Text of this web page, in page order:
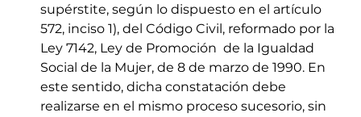
supérstite, según lo dispuesto en el artículo
572, inciso 1), del Código Civil, reformado por la
Ley 7142, Ley de Promoción  de la Igualdad
Social de la Mujer, de 8 de marzo de 1990. En
este sentido, dicha constatación debe
realizarse en el mismo proceso sucesorio, sin